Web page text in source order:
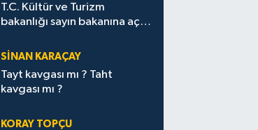
T.C. Kültür ve Turizm
bakanlığı sayın bakanına açık
SİNAN KARAÇAY
Tayt kavgası mı ? Taht
kavgası mı ?
KORAY TOPÇU